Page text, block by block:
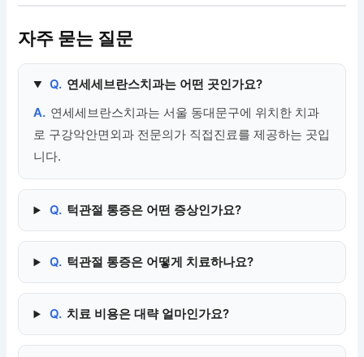
자주 묻는 질문
Q. 연세세브란스치과는 어떤 곳인가요?
A. 연세세브란스치과는 서울 동대문구에 위치한 치과
로 구강악안면외과 전문의가 직접진료를 제공하는 곳입
니다.
Q. 턱관절 통증은 어떤 증상인가요?
Q. 턱관절 통증은 어떻게 치료하나요?
Q. 치료 비용은 대략 얼마인가요?